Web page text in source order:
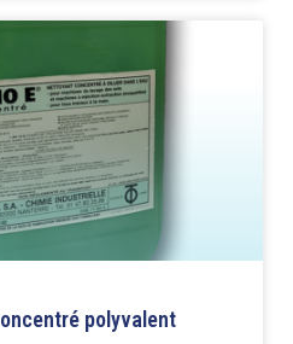
polyvalent